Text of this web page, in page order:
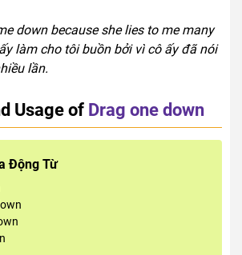
down because she lies to me many
làm cho tôi buồn bởi vì cô ấy đã nói
lần.
Usage of Drag one down
Động Từ